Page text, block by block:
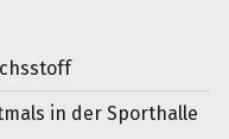
in der Sporthalle